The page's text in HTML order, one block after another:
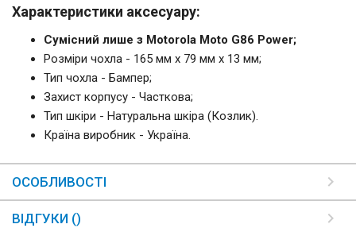
Характеристики аксесуару:
Сумісний лише з Motorola Moto G86 Power;
Розміри чохла - 165 мм x 79 мм x 13 мм;
Тип чохла - Бампер;
Захист корпусу - Часткова;
Тип шкіри - Натуральна шкіра (Козлик).
Країна виробник - Україна.
ОСОБЛИВОСТІ
ВІДГУКИ ()